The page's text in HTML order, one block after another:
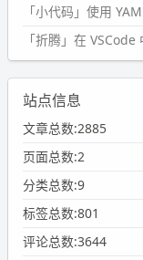
「小代码」使用
「折腾」在
站点信息
文章总数:2885
页面总数:2
分类总数:9
标签总数:801
评论总数:3644